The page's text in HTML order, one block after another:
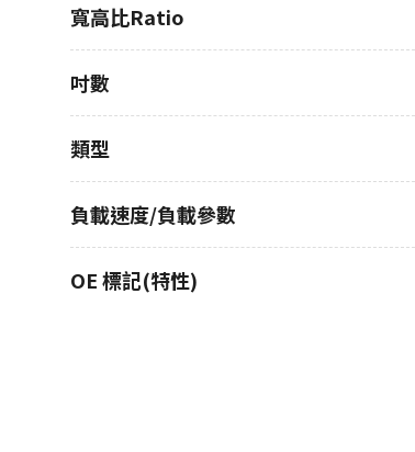
寬高比Ratio
吋數
類型
負載速度/負載參數
OE 標記(特性)